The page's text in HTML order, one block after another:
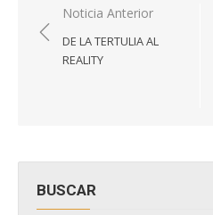
Navegación
de
entradas
Noticia Anterior
DE LA TERTULIA AL
REALITY
BUSCAR